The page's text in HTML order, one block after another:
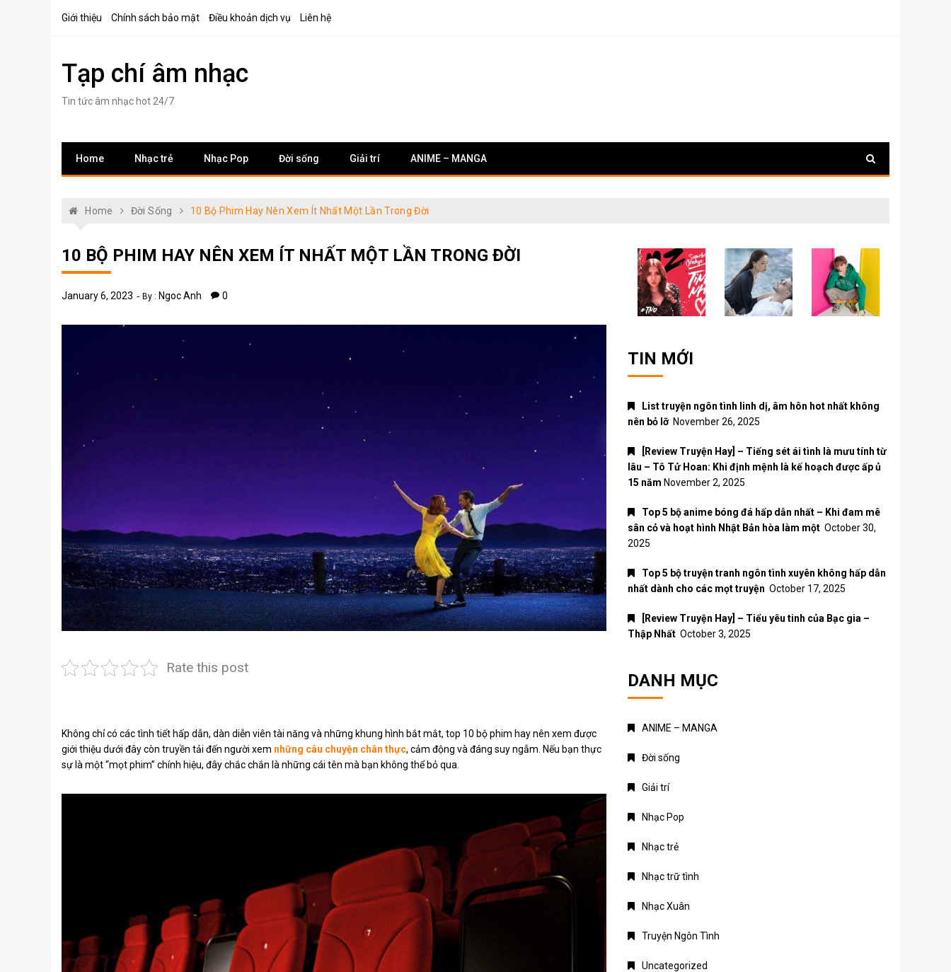
Giới thiệu Chính sách bảo mật Điều khoản dịch vụ Liên hệ
Tạp chí âm nhạc
Tin tức âm nhạc hot 24/7
Home Nhạc trẻ Nhạc Pop Đời sống Giải trí ANIME – MANGA
Home Đời Sống 10 Bộ Phim Hay Nên Xem Ít Nhất Một Lần Trong Đời
10 BỘ PHIM HAY NÊN XEM ÍT NHẤT MỘT LẦN TRONG ĐỜI
January 6, 2023 By : Ngoc Anh 0
Rate this post
Không chỉ có các tình tiết hấp dẫn, dàn diễn viên tài năng và những khung hình bắt mắt, top 10 bộ phim hay nên xem được
giới thiệu dưới đây còn truyền tải đến người xem những câu chuyện chân thực, cảm động và đáng suy ngẫm. Nếu bạn thực
sự là một “mọt phim” chính hiệu, đây chắc chắn là những cái tên mà bạn không thể bỏ qua.
TIN MỚI
List truyện ngôn tình linh dị, âm hôn hot nhất không
nên bỏ lỡ November 26, 2025
[Review Truyện Hay] – Tiếng sét ái tình là mưu tính từ
lâu – Tô Tử Hoan: Khi định mệnh là kế hoạch được ấp ủ
15 năm November 2, 2025
Top 5 bộ anime bóng đá hấp dẫn nhất – Khi đam mê
sân cỏ và hoạt hình Nhật Bản hòa làm một October 30,
2025
Top 5 bộ truyện tranh ngôn tình xuyên không hấp dẫn
nhất dành cho các mọt truyện October 17, 2025
[Review Truyện Hay] – Tiểu yêu tinh của Bạc gia –
Thập Nhất October 3, 2025
DANH MỤC
ANIME – MANGA
Đời sống
Giải trí
Nhạc Pop
Nhạc trẻ
Nhạc trữ tình
Nhạc Xuân
Truyện Ngôn Tình
Uncategorized